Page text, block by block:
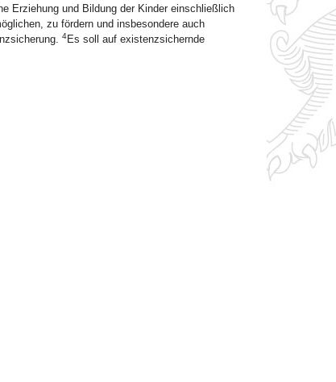
Erziehung und Bildung der Kinder einschließlich
zu fördern und insbesondere auch
4Es soll auf existenzsichernde